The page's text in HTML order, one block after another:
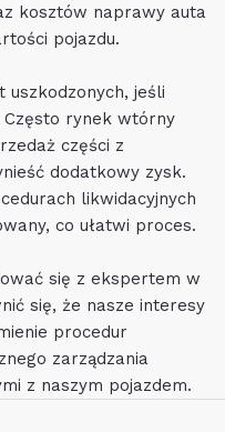
kosztów naprawy auta
pojazdu.
jeśli
Często rynek wtórny
części z
dodatkowy zysk.
likwidacyjnych
co ułatwi proces.
się z ekspertem w
się, że nasze interesy
procedur
zarządzania
z naszym pojazdem.